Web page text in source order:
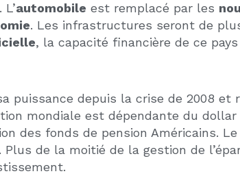
un style de vie à lui, qui a
personnes dans le
est une des raisons fortes de
d’infrastructures se chiffrant en
oublié par rapport à son